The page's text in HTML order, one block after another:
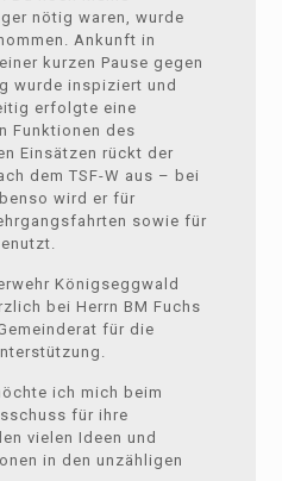
nötig waren, wurde
Ankunft in
kurzen Pause gegen
wurde inspiziert und
erfolgte eine
Funktionen des
Einsätzen rückt der
dem TSF-W aus – bei
wird er für
sowie für
Königseggwald
bei Herrn BM Fuchs
für die
ich mich beim
für ihre
vielen Ideen und
in den unzähligen